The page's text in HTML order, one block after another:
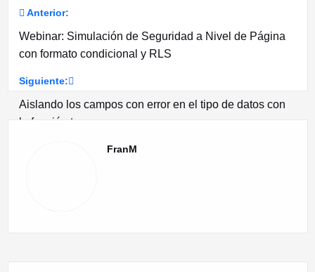
Navegación
de
entradas
Anterior:
Webinar: Simulación de Seguridad a Nivel de Página
con formato condicional y RLS
Siguiente:
Aislando los campos con error en el tipo de datos con
la función try
FranM